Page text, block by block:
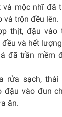
và mộc nhĩ đã
và trộn đều lên.
thịt, đậu vào
và hết
đã trần mềm
rửa sạch,
đậu vào đun
ăn.